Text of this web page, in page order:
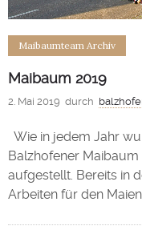
Maibaumteam Archiv
Maibaum 2019
2. Mai 2019 durch
Wie in jedem Jahr
Balzhofener
aufgestellt. Bereits in
Arbeiten für den